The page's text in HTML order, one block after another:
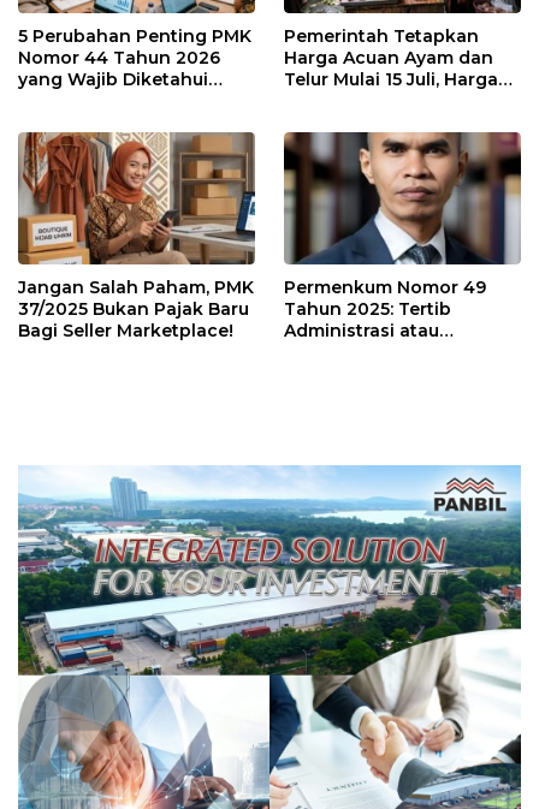
5 Perubahan Penting PMK
Nomor 44 Tahun 2026
yang Wajib Diketahui
Pemerintah Tetapkan
Harga Acuan Ayam dan
Telur Mulai 15 Juli, Harga
Mahal?
Jangan Salah Paham, PMK
37/2025 Bukan Pajak Baru
Bagi Seller Marketplace!
Permenkum Nomor 49
Tahun 2025: Tertib
Administrasi atau